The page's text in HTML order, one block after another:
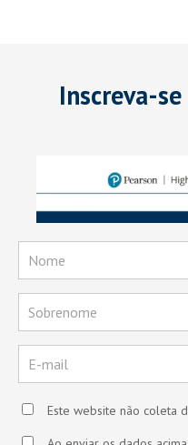
Inscreva-
Este website não coleta